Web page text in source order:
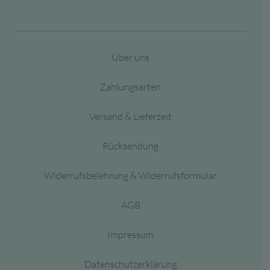
Über uns
Zahlungsarten
Versand & Lieferzeit
Rücksendung
Widerrufsbelehrung & Widerrufsformular
AGB
Impressum
Datenschutzerklärung